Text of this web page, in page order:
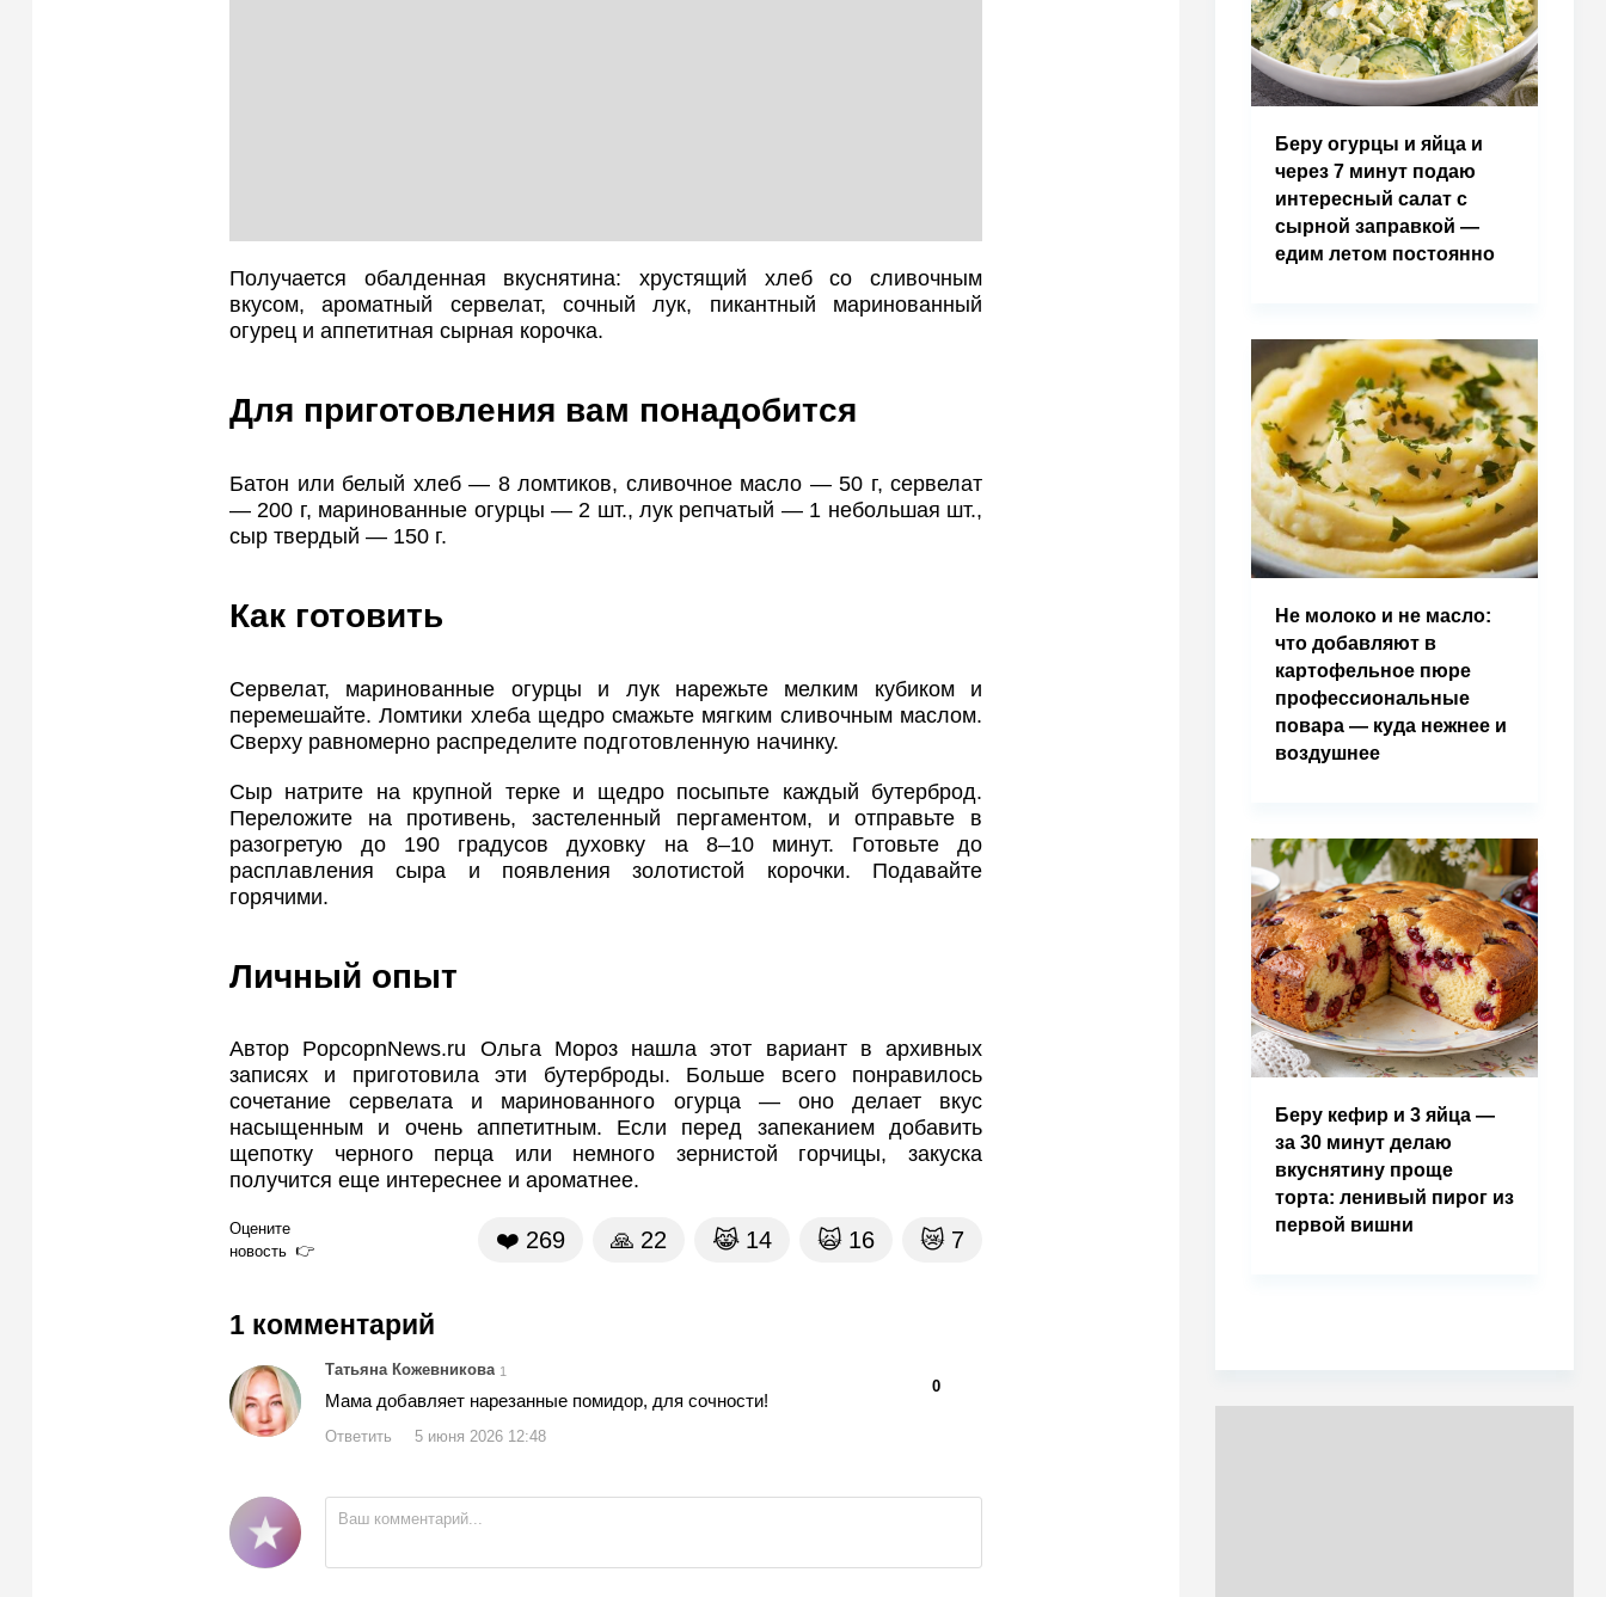
Получается обалденная вкуснятина: хрустящий хлеб со сливочным
вкусом, ароматный сервелат, сочный лук, пикантный маринованный
огурец и аппетитная сырная корочка.
Для приготовления вам понадобится
Батон или белый хлеб — 8 ломтиков, сливочное масло — 50 г, сервелат
— 200 г, маринованные огурцы — 2 шт., лук репчатый — 1 небольшая шт.,
сыр твердый — 150 г.
Как готовить
Сервелат, маринованные огурцы и лук нарежьте мелким кубиком и
перемешайте. Ломтики хлеба щедро смажьте мягким сливочным маслом.
Сверху равномерно распределите подготовленную начинку.
Сыр натрите на крупной терке и щедро посыпьте каждый бутерброд.
Переложите на противень, застеленный пергаментом, и отправьте в
разогретую до 190 градусов духовку на 8–10 минут. Готовьте до
расплавления сыра и появления золотистой корочки. Подавайте
горячими.
Личный опыт
Автор PopcopnNews.ru Ольга Мороз нашла этот вариант в архивных
записях и приготовила эти бутерброды. Больше всего понравилось
сочетание сервелата и маринованного огурца — оно делает вкус
насыщенным и очень аппетитным. Если перед запеканием добавить
щепотку черного перца или немного зернистой горчицы, закуска
получится еще интереснее и ароматнее.
Оцените
новость
❤️ 269 🙏 22 😹 14 🙀 16 😿 7
1 комментарий
Татьяна Кожевникова 1
0
Мама добавляет нарезанные помидор, для сочности!
Ответить 5 июня 2026 12:48
Беру огурцы и яйца и
через 7 минут подаю
интересный салат с
сырной заправкой —
едим летом постоянно
Не молоко и не масло:
что добавляют в
картофельное пюре
профессиональные
повара — куда нежнее и
воздушнее
Беру кефир и 3 яйца —
за 30 минут делаю
вкуснятину проще
торта: ленивый пирог из
первой вишни